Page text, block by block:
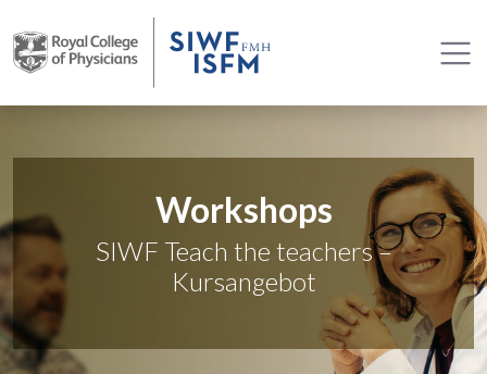
Workshops
SIWF Teach the teachers –
Kursangebot